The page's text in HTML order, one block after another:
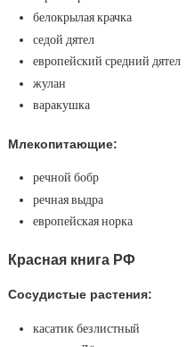
белокрылая крачка
седой дятел
европейский средний дятел
жулан
варакушка
Млекопитающие:
речной бобр
речная выдра
европейская норка
Красная книга РФ
Сосудистые растения:
касатик безлистный